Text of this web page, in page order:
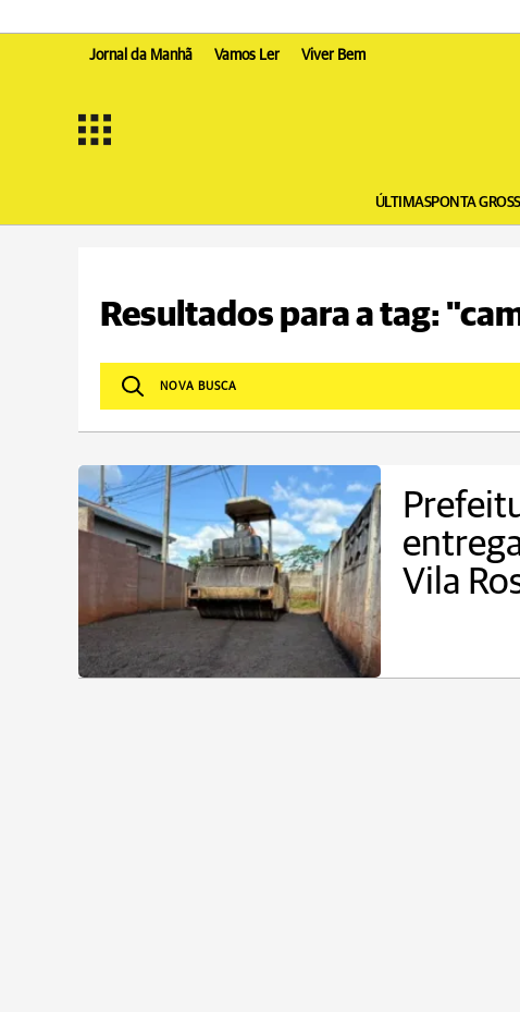
Jornal da Manhã Vamos Ler Viver Bem
ÚLTIMASPONTA
Resultados para a tag:
Vila